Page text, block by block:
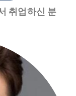
취업하신 분